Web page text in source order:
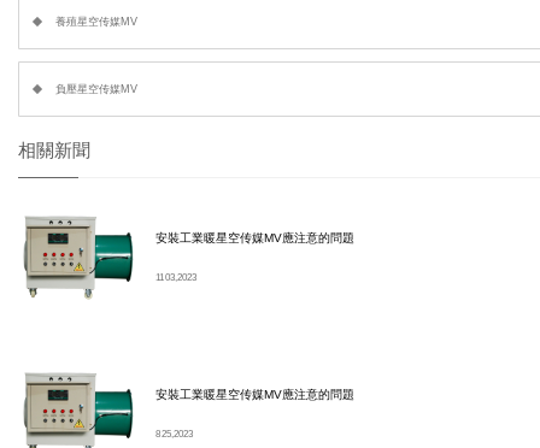
養殖星空传媒MV
負壓星空传媒MV
相關新聞
安裝工業暖星空传媒MV應注意的問題
11 03, 2023
安裝工業暖星空传媒MV應注意的問題
8 25, 2023